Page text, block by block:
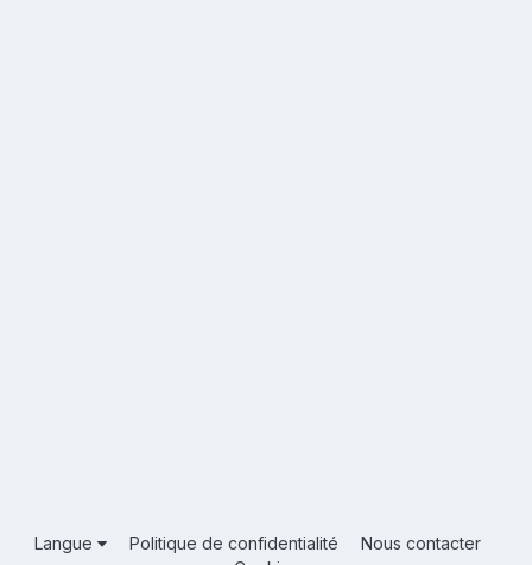
Langue Politique de confidentialité
Nous contacter